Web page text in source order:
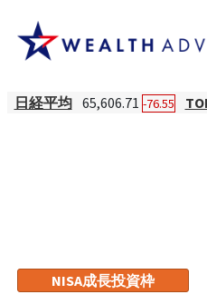
日経平均 65,606.71 -76.55
NISA成長投資枠